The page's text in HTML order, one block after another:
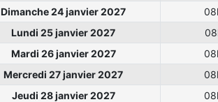
Dimanche 24 janvier 2027
Lundi 25 janvier 2027
Mardi 26 janvier 2027
Mercredi 27 janvier 2027
Jeudi 28 janvier 2027